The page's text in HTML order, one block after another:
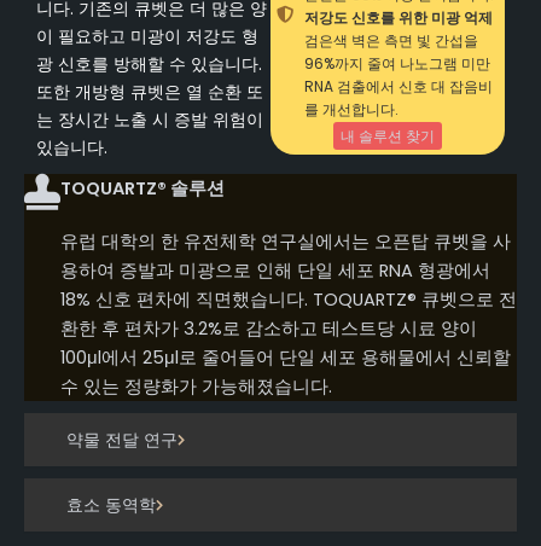
약물 전달 연구
효소 동역학
니다. 기존의 큐벳은 더 많은 양
이 필요하고 미광이 저강도 형
광 신호를 방해할 수 있습니다.
또한 개방형 큐벳은 열 순환 또
는 장시간 노출 시 증발 위험이
있습니다.
저강도 신호를 위한 미광 억제
검은색 벽은 측면 빛 간섭을
96%까지 줄여 나노그램 미만
RNA 검출에서 신호 대 잡음비
를 개선합니다.
내 솔루션 찾기
TOQUARTZ® 솔루션
유럽 대학의 한 유전체학 연구실에서는 오픈탑 큐벳을 사
용하여 증발과 미광으로 인해 단일 세포 RNA 형광에서
18% 신호 편차에 직면했습니다. TOQUARTZ® 큐벳으로 전
환한 후 편차가 3.2%로 감소하고 테스트당 시료 양이
100μl에서 25μl로 줄어들어 단일 세포 용해물에서 신뢰할
수 있는 정량화가 가능해졌습니다.